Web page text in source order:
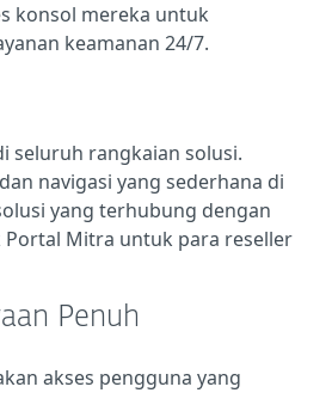
konsol mereka untuk
keamanan 24/7.
seluruh rangkaian solusi.
navigasi yang sederhana di
yang terhubung dengan
Portal Mitra untuk para reseller
Penuh
akses pengguna yang